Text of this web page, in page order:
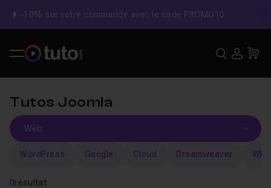
-10% sur votre commande avec le code PROMO10
Tutos Joomla
WordPress Google Cloud Dreamweaver WIX
0résultat